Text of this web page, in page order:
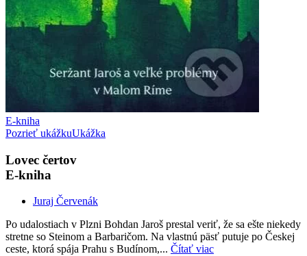
E-kniha
Pozrieť ukážkuUkážka
Lovec čertov
E-kniha
Juraj Červenák
Po udalostiach v Plzni Bohdan Jaroš prestal veriť, že sa ešte niekedy
stretne so Steinom a Barbaričom. Na vlastnú päsť putuje po Českej
ceste, ktorá spája Prahu s Budínom,... Čítať viac